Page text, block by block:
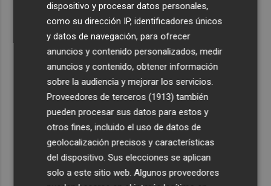
Los talleres de ‘Magia en los Barrios’ de Castelló llegan
al Grupo Reyes
Informe del CEAM sobre el incendio de la Vall d'Uixó: la
vegetación perdió el 51% de humedad en los meses
La Generalitat destina 132 millones a 24 nuevas
infraestructuras sociosanitarias de mayores y personas
con discapacidad
La movilidad el 12 de agosto podría duplicarse por el
eclipse con hasta 1,5 millones de desplazamientos
adicionales
dispositivo y procesar datos personales,
como su dirección IP, identificadores únicos
y datos de navegación, para ofrecer
anuncios y contenido personalizados, medir
anuncios y contenido, obtener información
sobre la audiencia y mejorar los servicios.
Proveedores de terceros (1913) también
pueden procesar sus datos para estos y
otros fines, incluido el uso de datos de
geolocalización precisos y características
del dispositivo. Sus elecciones se aplican
solo a este sitio web. Algunos proveedores